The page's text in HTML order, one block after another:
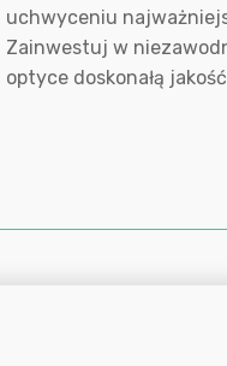
uchwyceniu
Zainwestuj w
optyce doskonałą